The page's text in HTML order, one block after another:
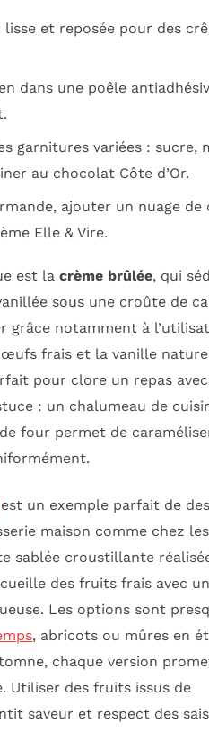
et reposée pour des
dans une poêle
garnitures variées : sucre,
au chocolat Côte d’Or.
ajouter un nuage de
Elle & Vire.
est la crème brûlée, qui
sous une croûte de
grâce notamment à
œufs frais et la vanille
pour clore un repas avec
: un chalumeau de
four permet de
est un exemple parfait de
maison comme chez
sablée croustillante
des fruits frais avec
Les options sont
, abricots ou mûres en
chaque version
Utiliser des fruits issus de
saveur et respect des